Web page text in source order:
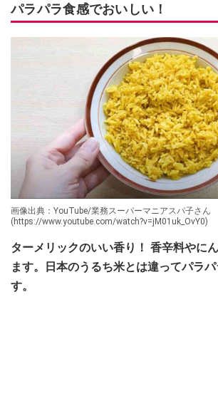
パラパラ食感でおいしい！
画像出典：YouTube/業務スーパーマニアスパ子さん
(https://www.youtube.com/watch?v=jM01uk_OvY0)
ターメリックのいい香り！ 香辛料やに
ます。日本のうるち米とは違ってパラ
す。